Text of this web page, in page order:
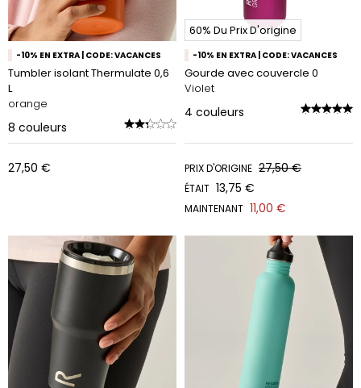
-10% EN EXTRA | CODE: VACANCES
Tumbler isolant Thermulate 0,6
L
orange
8 couleurs
27,50 €
60% Du Prix D'origine
-10% EN EXTRA | CODE: VACANCES
Gourde avec couvercle 0
Violet
4 couleurs
PRIX D'ORIGINE 27,50 €
ÉTAIT 13,75 €
MAINTENANT 11,00 €